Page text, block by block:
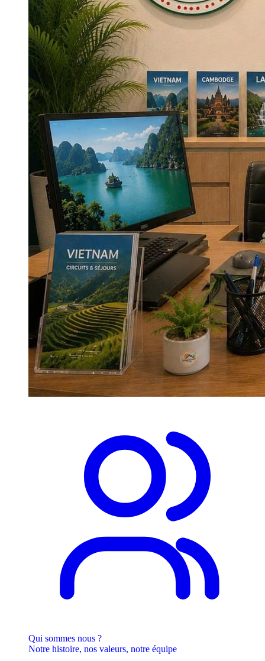
Qui sommes nous ?
Notre histoire, nos valeurs, notre équipe